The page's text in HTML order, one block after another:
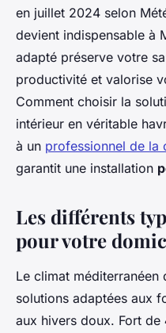
en juillet 2024 selon
devient indispensable à
adapté préserve votre
productivité et valorise
Comment choisir la
intérieur en véritable
à un professionnel de la
garantit une installation
Les différents
pour votre
Le climat
solutions adaptées aux
aux hivers doux. Fort de